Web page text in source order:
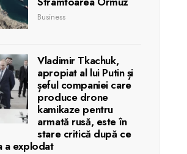
Business
Vladimir Tkachuk,
apropiat al lui Putin și
șeful companiei care
produce drone
kamikaze pentru
armată rusă, este în
stare critică după ce
a explodat